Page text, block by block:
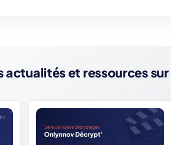
actualités et ressources sur